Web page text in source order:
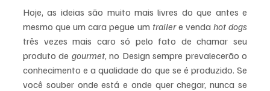
Hoje, as ideias são muito mais livres do que antes e
mesmo que um cara pegue um trailer e venda hot dogs
três vezes mais caro só pelo fato de chamar seu
produto de gourmet, no Design sempre prevalecerão o
conhecimento e a qualidade do que se é produzido. Se
você souber onde está e onde quer chegar, nunca se